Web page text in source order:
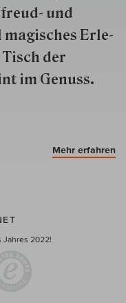
und
ma­gisch­es Er­le­
der
im Genuss.
Mehr erfahren
Jahres 2022!